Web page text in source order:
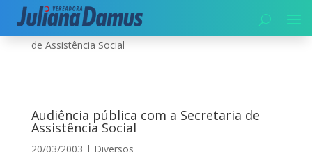
Início|Diversos|Audiência pública com a Secretaria
de Assistência Social
Audiência pública com a Secretaria de
Assistência Social
20/03/2003 | Diversos